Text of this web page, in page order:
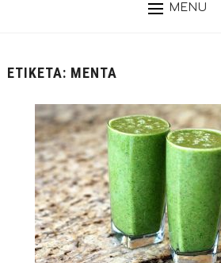
MENU
ΕΤΙΚΈΤΑ: ΜΈΝΤΑ